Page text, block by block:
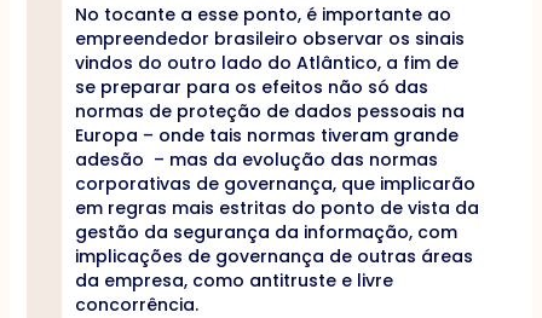
No tocante a esse ponto, é importante ao
empreendedor brasileiro observar os sinais
vindos do outro lado do Atlântico, a fim de
se preparar para os efeitos não só das
normas de proteção de dados pessoais na
Europa – onde tais normas tiveram grande
adesão – mas da evolução das normas
corporativas de governança, que implicarão
em regras mais estritas do ponto de vista da
gestão da segurança da informação, com
implicações de governança de outras áreas
da empresa, como antitruste e livre
concorrência.